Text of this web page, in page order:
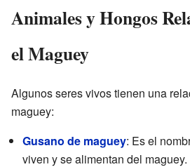
Animales y Hongos
el Maguey
Algunos seres vivos tienen una
maguey:
Gusano de maguey: Es el
viven y se alimentan del